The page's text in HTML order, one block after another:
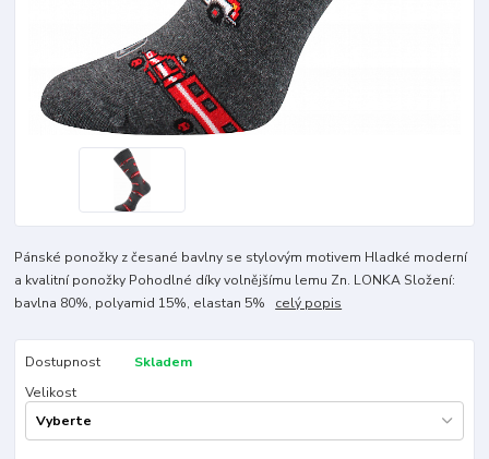
Pánské ponožky z česané bavlny se stylovým motivem Hladké moderní
a kvalitní ponožky Pohodlné díky volnějšímu lemu Zn. LONKA Složení:
bavlna 80%, polyamid 15%, elastan 5% celý popis
Dostupnost
Skladem
Velikost